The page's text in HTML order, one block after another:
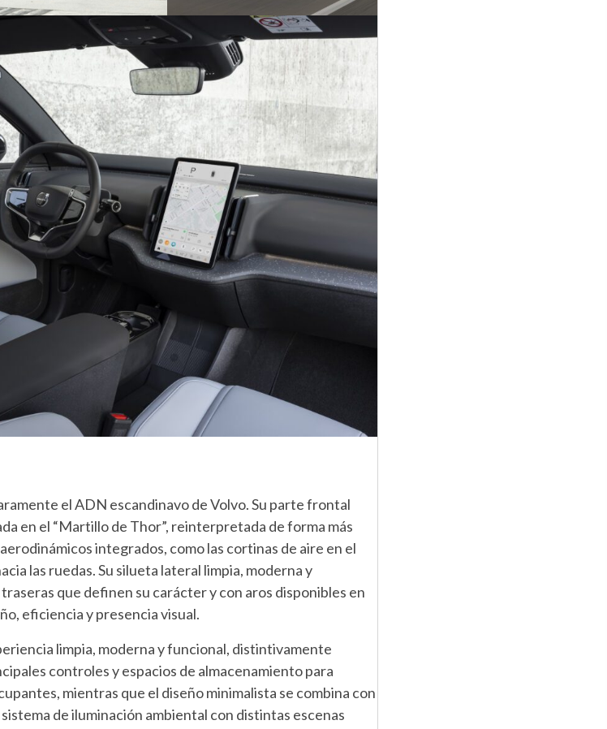
el ADN escandinavo de Volvo. Su parte frontal
en el “Martillo de Thor”, reinterpretada de forma más
integrados, como las cortinas de aire en el
las ruedas. Su silueta lateral limpia, moderna y
que definen su carácter y con aros disponibles en
eficiencia y presencia visual.
limpia, moderna y funcional, distintivamente
controles y espacios de almacenamiento para
mientras que el diseño minimalista se combina con
de iluminación ambiental con distintas escenas